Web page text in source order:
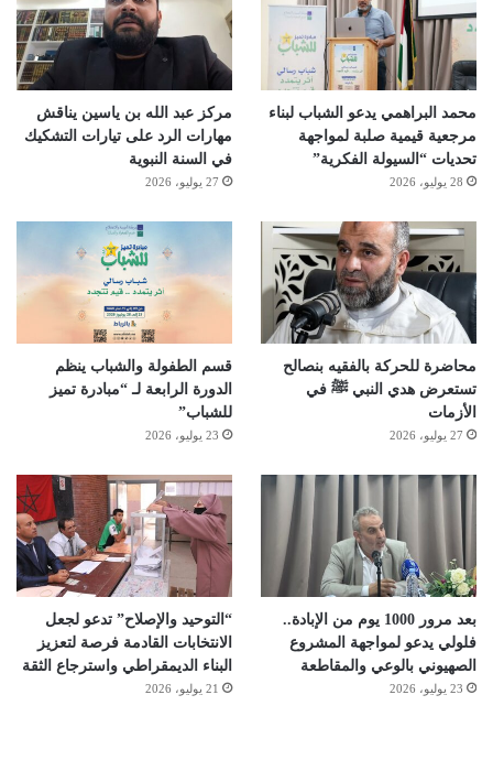
محمد البراهمي يدعو الشباب لبناء
مرجعية قيمية صلبة لمواجهة
تحديات “السيولة الفكرية”
28 يوليو، 2026
مركز عبد الله بن ياسين يناقش
مهارات الرد على تيارات التشكيك
في السنة النبوية
27 يوليو، 2026
محاضرة للحركة بالفقيه بنصالح
تستعرض هدي النبي ﷺ في
الأزمات
27 يوليو، 2026
قسم الطفولة والشباب ينظم
الدورة الرابعة لـ “مبادرة تميز
للشباب”
23 يوليو، 2026
بعد مرور 1000 يوم من الإبادة..
فلولي يدعو لمواجهة المشروع
الصهيوني بالوعي والمقاطعة
23 يوليو، 2026
“التوحيد والإصلاح” تدعو لجعل
الانتخابات القادمة فرصة لتعزيز
البناء الديمقراطي واسترجاع الثقة
21 يوليو، 2026